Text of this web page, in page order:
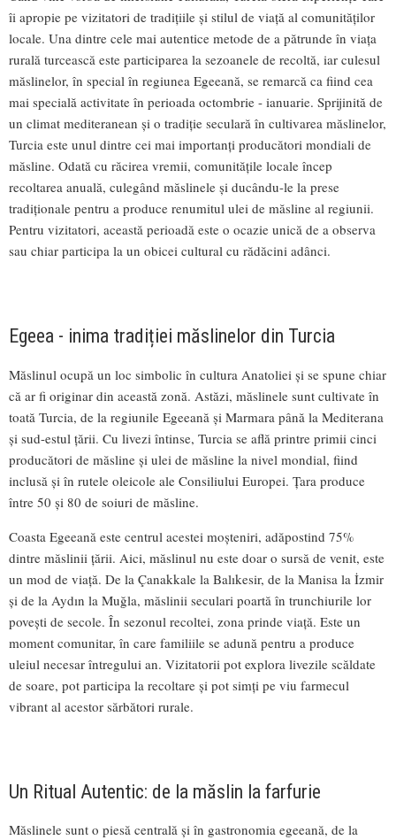
îi apropie pe vizitatori de tradițiile și stilul de viață al comunităților
locale. Una dintre cele mai autentice metode de a pătrunde în viața
rurală turcească este participarea la sezoanele de recoltă, iar culesul
măslinelor, în special în regiunea Egeeană, se remarcă ca fiind cea
mai specială activitate în perioada octombrie - ianuarie. Sprijinită de
un climat mediteranean și o tradiție seculară în cultivarea măslinelor,
Turcia este unul dintre cei mai importanți producători mondiali de
măsline. Odată cu răcirea vremii, comunitățile locale încep
recoltarea anuală, culegând măslinele și ducându-le la prese
tradiționale pentru a produce renumitul ulei de măsline al regiunii.
Pentru vizitatori, această perioadă este o ocazie unică de a observa
sau chiar participa la un obicei cultural cu rădăcini adânci.
Egeea - inima tradiției măslinelor din Turcia
Măslinul ocupă un loc simbolic în cultura Anatoliei și se spune chiar
că ar fi originar din această zonă. Astăzi, măslinele sunt cultivate în
toată Turcia, de la regiunile Egeeană și Marmara până la Mediterana
și sud-estul țării. Cu livezi întinse, Turcia se află printre primii cinci
producători de măsline și ulei de măsline la nivel mondial, fiind
inclusă și în rutele oleicole ale Consiliului Europei. Țara produce
între 50 și 80 de soiuri de măsline.
Coasta Egeeană este centrul acestei moșteniri, adăpostind 75%
dintre măslinii țării. Aici, măslinul nu este doar o sursă de venit, este
un mod de viață. De la Çanakkale la Balıkesir, de la Manisa la İzmir
și de la Aydın la Muğla, măslinii seculari poartă în trunchiurile lor
povești de secole. În sezonul recoltei, zona prinde viață. Este un
moment comunitar, în care familiile se adună pentru a produce
uleiul necesar întregului an. Vizitatorii pot explora livezile scăldate
de soare, pot participa la recoltare și pot simți pe viu farmecul
vibrant al acestor sărbători rurale.
Un Ritual Autentic: de la măslin la farfurie
Măslinele sunt o piesă centrală și în gastronomia egeeană, de la